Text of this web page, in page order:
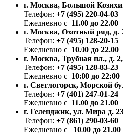
г. Москва, Большой
Телефон: +7 (495) 220-04-03
Ежедневно с 11.00 до 22.00
г. Москва, Охотный ряд,
Телефон: +7 (495) 128-20-15
Ежедневно с 10.00 до 22.00
г. Москва, Трубная пл., д.
Телефон: +7 (495) 128-83-23
Ежедневно с 10:00 до 22:00
г. Светлогорск, Морской
Телефон: +7 (401) 247-01-24
Ежедневно с 11.00 до 21.00
г. Геленджик, ул. Мира д.
Телефон: +7 (861) 290-03-60
Ежедневно с 10.00 до 21.00